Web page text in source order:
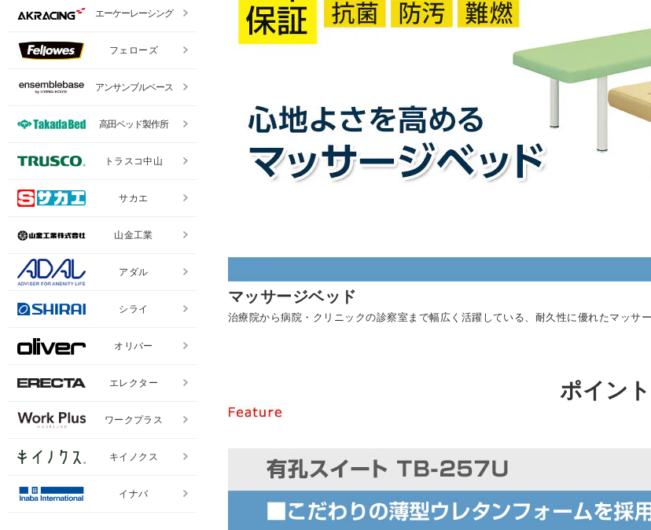
マッサージベッド
治療院から病院・クリニックの診察室まで幅広く活躍している、耐久性に優れたマッサ
ポイント
エーケーレーシング
フェローズ
アンサンブルベース
高田ベッド製作所
トラスコ中山
サカエ
山金工業
アダル
シライ
オリバー
エレクター
ワークプラス
キイノクス
イナバ